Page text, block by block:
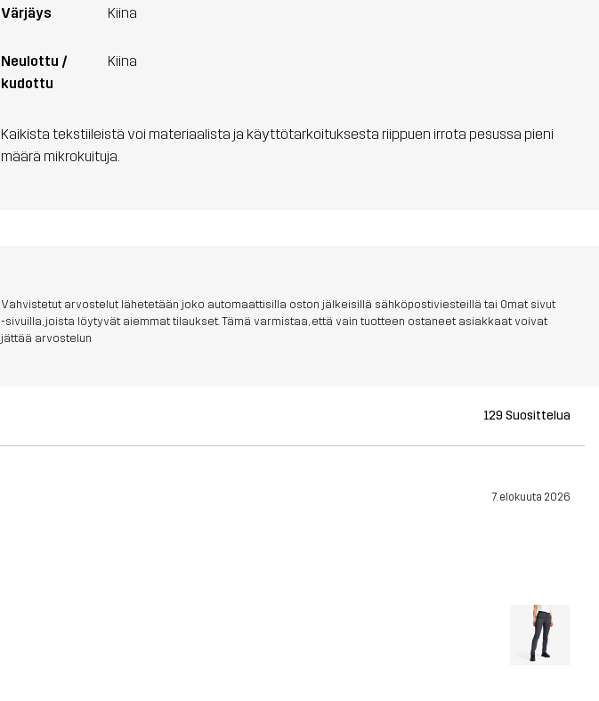
Värjäys Kiina
Neulottu /
kudottu
Kiina
Kaikista tekstiileistä voi materiaalista ja käyttötarkoituksesta riippuen irrota pesussa pieni
määrä mikrokuituja.
Vahvistetut arvostelut lähetetään joko automaattisilla oston jälkeisillä sähköpostiviesteillä tai Omat sivut
-sivuilla, joista löytyvät aiemmat tilaukset. Tämä varmistaa, että vain tuotteen ostaneet asiakkaat voivat
jättää arvostelun
129 Suosittelua
7. elokuuta 2026